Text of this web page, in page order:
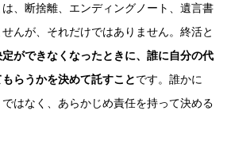
、断捨離、エンディングノート、遺言書
んが、それだけではありません。終活と
ができなくなったときに、誰に自分の代
らうかを決めて託すことです。誰かに
ではなく、あらかじめ責任を持って決める